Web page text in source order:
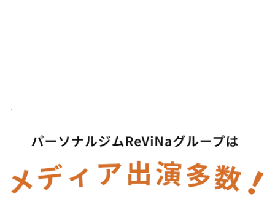
パーソナルジムReViNaグループは